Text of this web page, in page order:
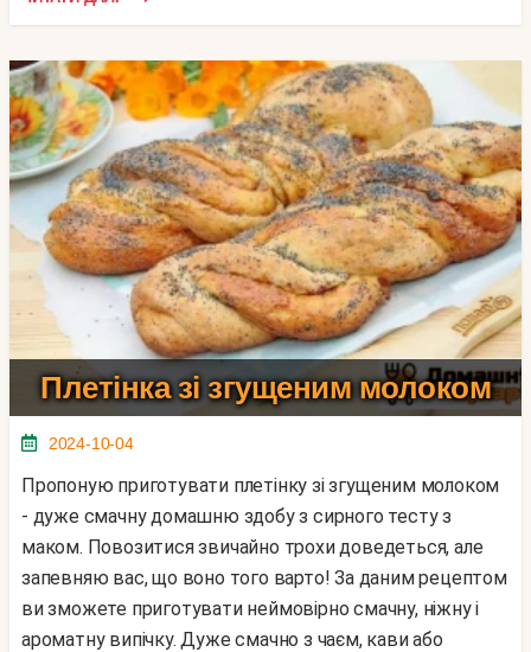
Плетінка зі згущеним молоком
2024-10-04
Пропоную приготувати плетінку зі згущеним молоком
- дуже смачну домашню здобу з сирного тесту з
маком. Повозитися звичайно трохи доведеться, але
запевняю вас, що воно того варто! За даним рецептом
ви зможете приготувати неймовірно смачну, ніжну і
ароматну випічку. Дуже смачно з чаєм, кави або